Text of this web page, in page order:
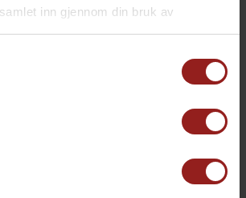
inn gjennom din bruk av